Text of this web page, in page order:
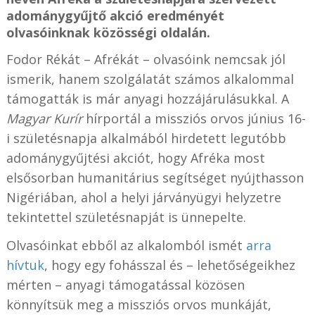
adománygyűjtő akció eredményét
olvasóinknak közösségi oldalán.
Fodor Rékát – Afrékát – olvasóink nemcsak jól
ismerik, hanem szolgálatát számos alkalommal
támogatták is már anyagi hozzájárulásukkal. A
Magyar Kurírhírportál a missziós orvos június 16-
i születésnapja alkalmából hirdetett legutóbb
adománygyűjtési akciót, hogy Afréka most
elsősorban humanitárius segítséget nyújthasson
Nigériában, ahol a helyi járványügyi helyzetre
tekintettel születésnapját is ünnepelte.
Olvasóinkat ebből az alkalomból ismét arra
hívtuk, hogy egy fohásszal és – lehetőségeikhez
mérten – anyagi támogatással közösen
könnyítsük meg a missziós orvos munkáját,